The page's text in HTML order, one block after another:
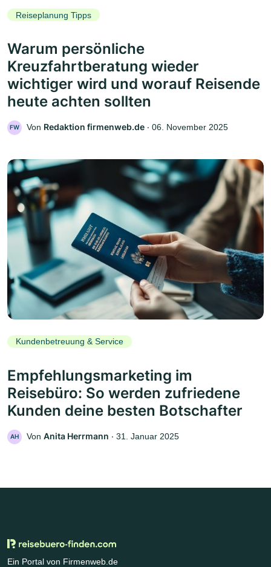
Reiseplanung Tipps
Warum persönliche
Kreuzfahrtberatung wieder
wichtiger wird und worauf Reisende
heute achten sollten
FW Von Redaktion firmenweb.de ‧ 06. November 2025
Kundenbetreuung & Service
Empfehlungsmarketing im
Reisebüro: So werden zufriedene
Kunden deine besten Botschafter
AH Von Anita Herrmann ‧ 31. Januar 2025
Ein Portal von Firmenweb.de